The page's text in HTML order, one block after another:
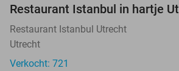
Restaurant Istanbul in hartje
Restaurant Istanbul Utrecht
Utrecht
Verkocht: 721